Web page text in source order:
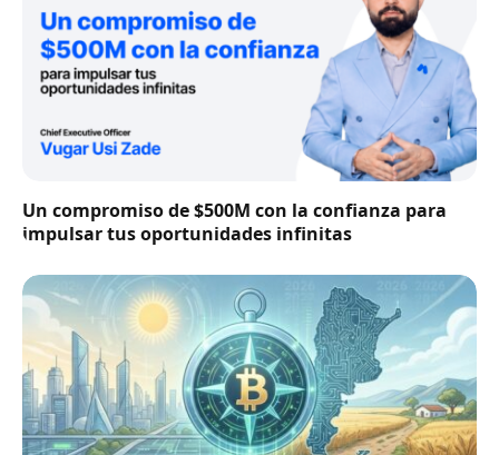
Un compromiso de $500M con la confianza para
impulsar tus oportunidades infinitas